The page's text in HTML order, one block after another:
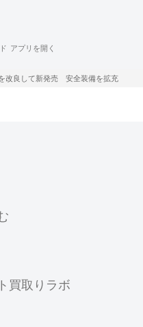
アプリを開く
改良して新発売 安全装備を拡充
買取りラボ